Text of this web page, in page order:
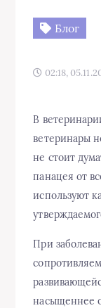
Блог
02:18,
В
ветеринары
не стоит
панацея от
используют
При
насыщеннее